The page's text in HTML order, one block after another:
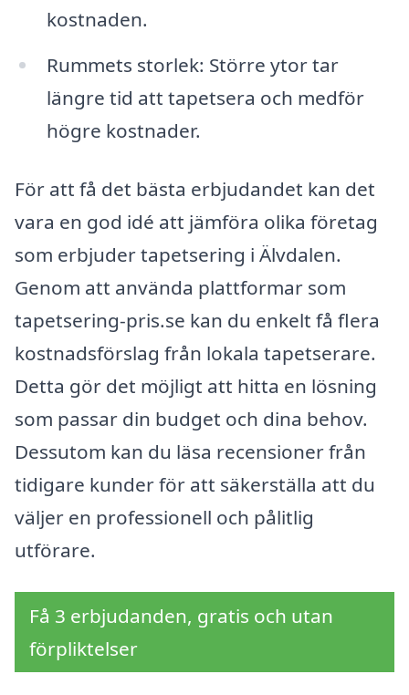
kostnaden.
Rummets storlek: Större ytor tar
längre tid att tapetsera och medför
högre kostnader.
För att få det bästa erbjudandet kan det
vara en god idé att jämföra olika företag
som erbjuder tapetsering i Älvdalen.
Genom att använda plattformar som
tapetsering-pris.se kan du enkelt få flera
kostnadsförslag från lokala tapetserare.
Detta gör det möjligt att hitta en lösning
som passar din budget och dina behov.
Dessutom kan du läsa recensioner från
tidigare kunder för att säkerställa att du
väljer en professionell och pålitlig
utförare.
Få 3 erbjudanden, gratis och utan
förpliktelser